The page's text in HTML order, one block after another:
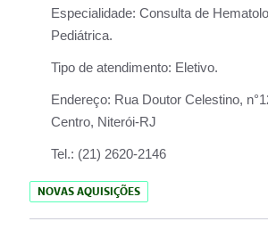
Especialidade: Consulta de
Pediátrica.
Tipo de atendimento: Eletivo.
Endereço: Rua Doutor Celestino,
Centro, Niterói-RJ
Tel.: (21) 2620-2146
NOVAS AQUISIÇÕES